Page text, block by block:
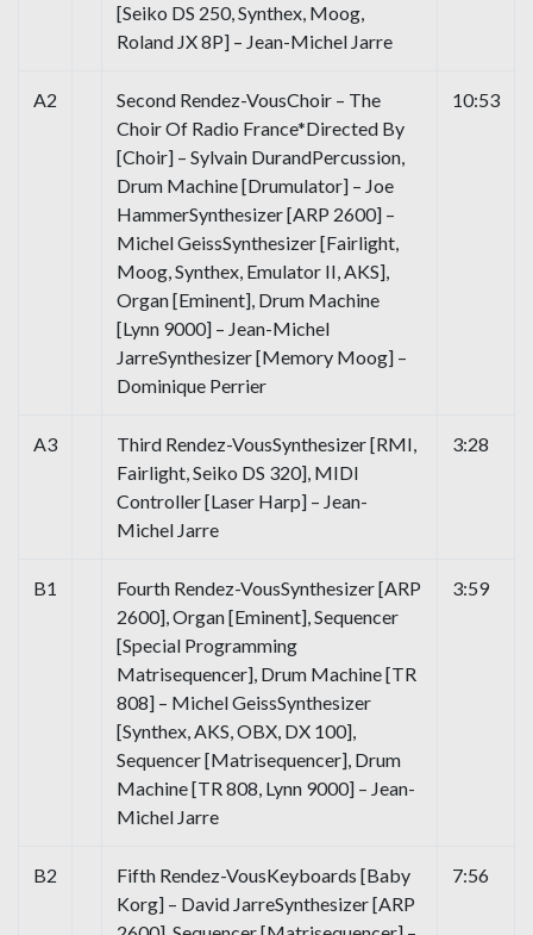
[Seiko DS 250, Synthex, Moog,
Roland JX 8P] – Jean-Michel Jarre
A2
Second Rendez-VousChoir – The
Choir Of Radio France*Directed By
[Choir] – Sylvain DurandPercussion,
Drum Machine [Drumulator] – Joe
HammerSynthesizer [ARP 2600] –
Michel GeissSynthesizer [Fairlight,
Moog, Synthex, Emulator II, AKS],
Organ [Eminent], Drum Machine
[Lynn 9000] – Jean-Michel
JarreSynthesizer [Memory Moog] –
Dominique Perrier
10:53
A3
Third Rendez-VousSynthesizer [RMI,
Fairlight, Seiko DS 320], MIDI
Controller [Laser Harp] – Jean-
Michel Jarre
3:28
B1
Fourth Rendez-VousSynthesizer [ARP
2600], Organ [Eminent], Sequencer
[Special Programming
Matrisequencer], Drum Machine [TR
808] – Michel GeissSynthesizer
[Synthex, AKS, OBX, DX 100],
Sequencer [Matrisequencer], Drum
Machine [TR 808, Lynn 9000] – Jean-
Michel Jarre
3:59
B2
Fifth Rendez-VousKeyboards [Baby
Korg] – David JarreSynthesizer [ARP
7:56